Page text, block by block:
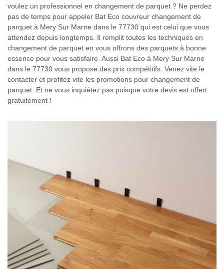
voulez un professionnel en changement de parquet ? Ne perdez
pas de temps pour appeler Bat Eco couvreur changement de
parquet à Mery Sur Marne dans le 77730 qui est celui que vous
attendez depuis longtemps. Il remplit toutes les techniques en
changement de parquet en vous offrons des parquets à bonne
essence pour vous satisfaire. Aussi Bat Eco à Mery Sur Marne
dans le 77730 vous propose des prix compétitifs. Venez vite le
contacter et profitez vite les promotions pour changement de
parquet. Et ne vous inquiétez pas puisque votre devis est offert
gratuitement !